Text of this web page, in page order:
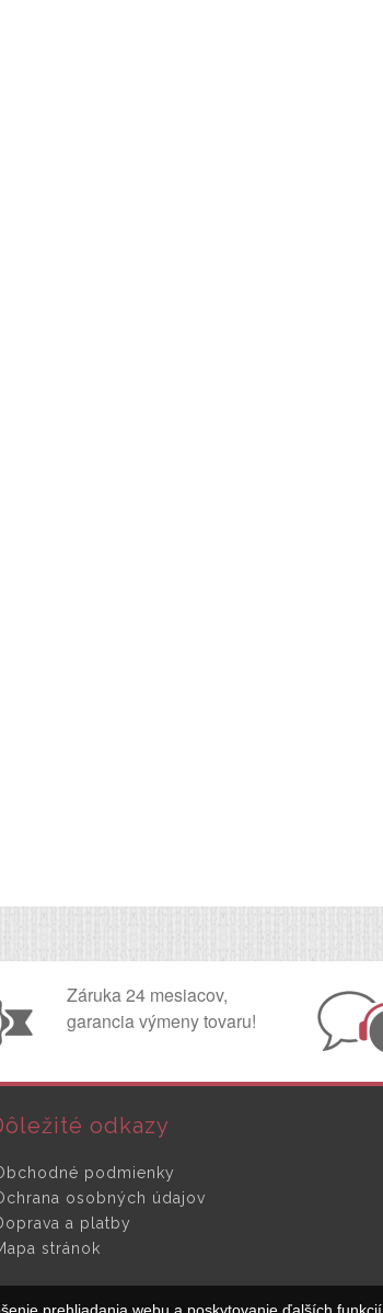
Záruka 24 mesiacov,
garancia výmeny tovaru!
odkazy
podmienky
osobných údajov
a platby
stránok